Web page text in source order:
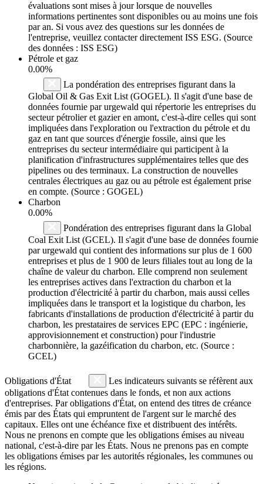
évaluations sont mises à jour lorsque de nouvelles
informations pertinentes sont disponibles ou au moins une fois
par an. Si vous avez des questions sur les données de
l'entreprise, veuillez contacter directement ISS ESG. (Source
des données : ISS ESG)
Pétrole et gaz
0.00%
La pondération des entreprises figurant dans la
Global Oil & Gas Exit List (GOGEL). Il s'agit d'une base de
données fournie par urgewald qui répertorie les entreprises du
secteur pétrolier et gazier en amont, c'est-à-dire celles qui sont
impliquées dans l'exploration ou l'extraction du pétrole et du
gaz en tant que sources d'énergie fossile, ainsi que les
entreprises du secteur intermédiaire qui participent à la
planification d'infrastructures supplémentaires telles que des
pipelines ou des terminaux. La construction de nouvelles
centrales électriques au gaz ou au pétrole est également prise
en compte. (Source : GOGEL)
Charbon
0.00%
Pondération des entreprises figurant dans la Global
Coal Exit List (GCEL). Il s'agit d'une base de données fournie
par urgewald qui contient des informations sur plus de 1 600
entreprises et plus de 1 900 de leurs filiales tout au long de la
chaîne de valeur du charbon. Elle comprend non seulement
les entreprises actives dans l'extraction du charbon et la
production d'électricité à partir du charbon, mais aussi celles
impliquées dans le transport et la logistique du charbon, les
fabricants d'installations de production d'électricité à partir du
charbon, les prestataires de services EPC (EPC : ingénierie,
approvisionnement et construction) pour l'industrie
charbonnière, la gazéification du charbon, etc. (Source :
GCEL)
Obligations d'État
Les indicateurs suivants se réfèrent aux
obligations d'État contenues dans le fonds, et non aux actions
d'entreprises. Par obligations d'État, on entend des titres de créance
émis par des États qui empruntent de l'argent sur le marché des
capitaux. Elles ont une échéance fixe et distribuent des intérêts.
Nous ne prenons en compte que les obligations émises au niveau
national, c'est-à-dire par les États. Nous ne prenons pas en compte
les obligations émises par les autorités régionales, les communes ou
les régions.